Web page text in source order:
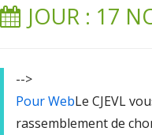
JOUR : 17
-->
Pour WebLe CJEVL
rassemblement de